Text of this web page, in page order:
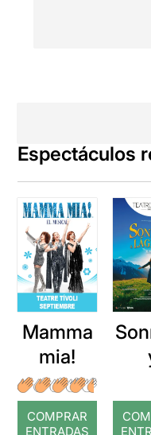
Espectáculos
Mamma
mia!
COMPRAR
ENTRADAS